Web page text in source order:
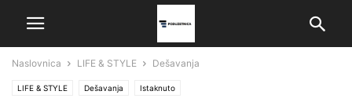
Naslovnica LIFE & STYLE Dešavanja
LIFE & STYLE Dešavanja Istaknuto